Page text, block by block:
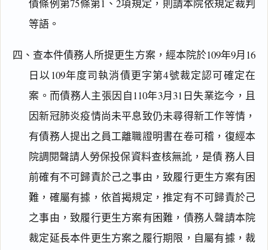
債條例第75條第1、2項規定，則請本院依規定裁判
等語。
四、查本件債務人所提更生方案，經本院於109年9月16
日以109年度司執消債更字第4號裁定認可確定在
案。而債務人主張因自110年3月31日失業迄今，且
因新冠肺炎疫情尚未平息致仍未尋得新工作等情，
有債務人提出之員工離職證明書在卷可稽，復經本
院調閱聲請人勞保投保資料查核無訛，是債 務人目
前確有不可歸責於己之事由，致履行更生方案有困
難，確屬有據，依首揭規定，推定有不可歸責於己
之事由，致履行更生方案有困難，債務人聲請本院
裁定延長本件更生方案之履行期限，自屬有據，裁
閱讀 研究
搜尋本